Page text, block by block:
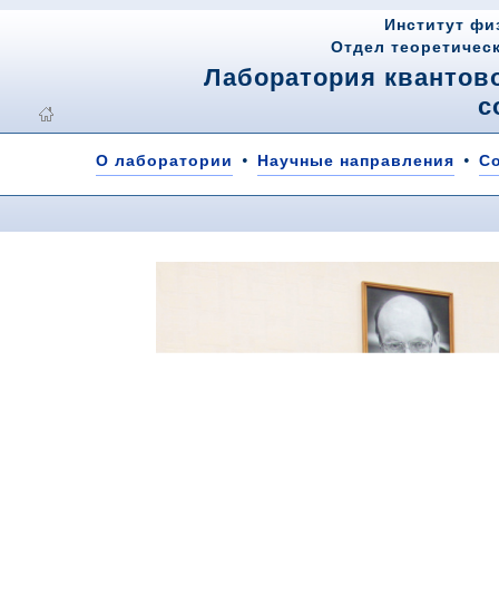
Институт
Отдел
Лаборатория
О лаборатории • Научные направления •